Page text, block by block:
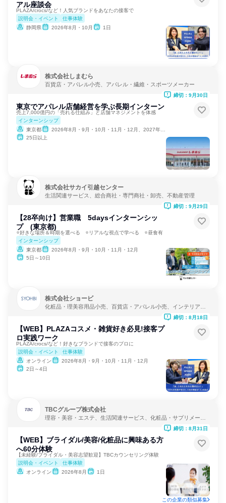
アル座談会
PLAZA/crocs/など！人気ブランドをあなたの接客で
説明会・イベント
仕事体験
静岡県
2026年8月・10月 1日
株式会社しまむら
百貨店・アパレル小売、アパレル・繊維・スポーツメーカー
東京でアパレル店舗経営を学ぶ長期インターン
売上7,000億円の「売れる仕組み」と店舗マネジメントを体感
インターンシップ
東京都
2026年8月・9月・10月・11月・12月、2027年1月
25日以上
締切：9月30日
株式会社サカイ引越センター
生活関連サービス、総合商社・専門商社・卸売、不動産管理
【28卒向け】営業職 5daysインターンシッ
プ (東京都)
⭐好きな場所＆時期を選べる ⭐リアルな視点で学べる ⭐昼食有
インターンシップ
東京都
2026年8月・9月・10月・11月・12月
5日～10日
締切：9月29日
株式会社ショービ
化粧品・理美容用品小売、百貨店・アパレル小売、インテリア・
【WEB】PLAZAコスメ・雑貨好き必見!接客プ
ロ実践ワーク
PLAZA/crocs/など！好きなブランドで接客のプロに
説明会・イベント
仕事体験
オンライン
2026年8月・9月・10月・11月・12月
2日～4日
締切：8月18日
TBCグループ株式会社
理容・美容・エステ、生活関連サービス、化粧品・サプリメーカ
【WEB】ブライダル/美容/化粧品に興味ある方
へ60分体験
【未経験/ブライダル・美容志望歓迎】TBCカウンセリング体験
説明会・イベント
仕事体験
オンライン
2026年8月 1日
締切：8月31日
この企業の類似募集